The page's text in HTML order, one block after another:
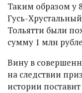
Таким образом у
Гусь-
Тольятти были
сумму 1 млн
Вину в
на следствии
истории поставит